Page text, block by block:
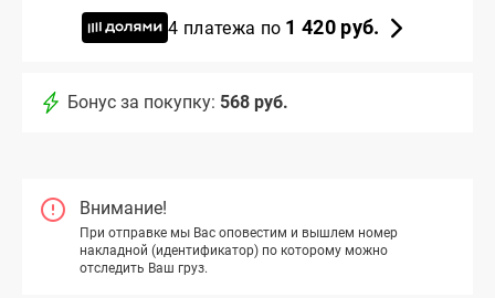
4 платежа по 1 420 руб.
Бонус за покупку: 568 руб.
Внимание!
При отправке мы Вас оповестим и вышлем номер
накладной (идентификатор) по которому можно
отследить Ваш груз.